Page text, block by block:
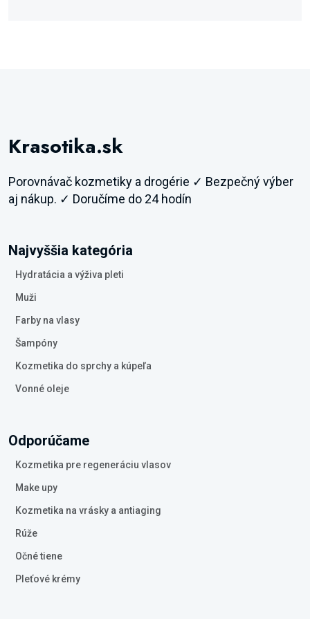
Krasotika.sk
Porovnávač kozmetiky a drogérie ✓ Bezpečný výber
aj nákup. ✓ Doručíme do 24 hodín
Najvyššia kategória
Hydratácia a výživa pleti
Muži
Farby na vlasy
Šampóny
Kozmetika do sprchy a kúpeľa
Vonné oleje
Odporúčame
Kozmetika pre regeneráciu vlasov
Make upy
Kozmetika na vrásky a antiaging
Rúže
Očné tiene
Pleťové krémy